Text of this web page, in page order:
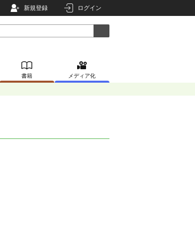
新規登録 ログイン
書籍 メディア化